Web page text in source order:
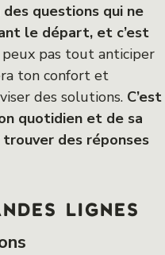
des questions qui ne
le départ, et c’est
pas tout anticiper
ton confort et
des solutions. C’est
quotidien et de sa
des réponses
lignes